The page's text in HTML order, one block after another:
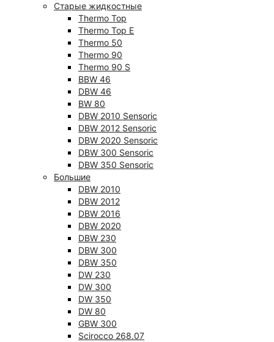
Старые жидкостные
Thermo Top
Thermo Top E
Thermo 50
Thermo 90
Thermo 90 S
BBW 46
DBW 46
BW 80
DBW 2010 Sensoric
DBW 2012 Sensoric
DBW 2020 Sensoric
DBW 300 Sensoric
DBW 350 Sensoric
Большие
DBW 2010
DBW 2012
DBW 2016
DBW 2020
DBW 230
DBW 300
DBW 350
DW 230
DW 300
DW 350
DW 80
GBW 300
Scirocco 268.07